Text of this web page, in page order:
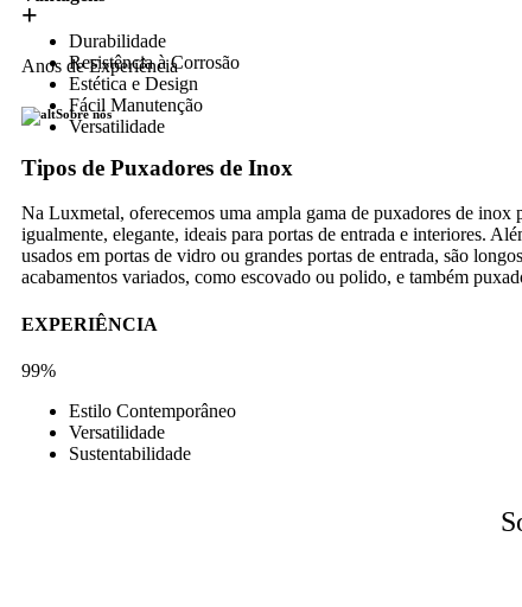
Durabilidade
Resistência à Corrosão
Estética e Design
Fácil Manutenção
Versatilidade
+
Anos de Experiência
Sobre nós
Tipos de Puxadores de Inox
Na Luxmetal, oferecemos uma ampla gama de puxadores de inox
igualmente, elegante, ideais para portas de entrada e interiores.
usados em portas de vidro ou grandes portas de entrada, são
acabamentos variados, como escovado ou polido, e também
EXPERIÊNCIA
99%
Estilo Contemporâneo
Versatilidade
Sustentabilidade